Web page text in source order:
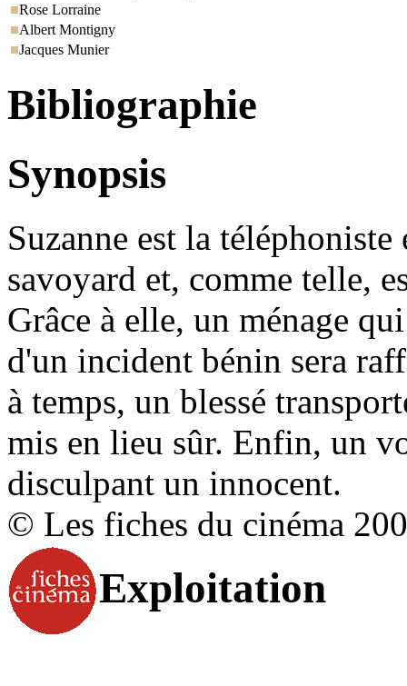
Rose Lorraine
Albert Montigny
Jacques Munier
Bibliographie
Synopsis
Suzanne est la
savoyard et, comme telle,
Grâce à elle, un ménage
d'un incident bénin sera
à temps, un blessé
mis en lieu sûr. Enfin, un
disculpant un innocent.
© Les fiches du cinéma
Exploitation